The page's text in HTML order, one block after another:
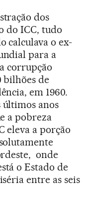
dos
do ICC, tudo
calculava o ex-
para a
corrupção
bilhões de
em 1960.
anos
a pobreza
eleva a porção
onde
o Estado de
entre as seis